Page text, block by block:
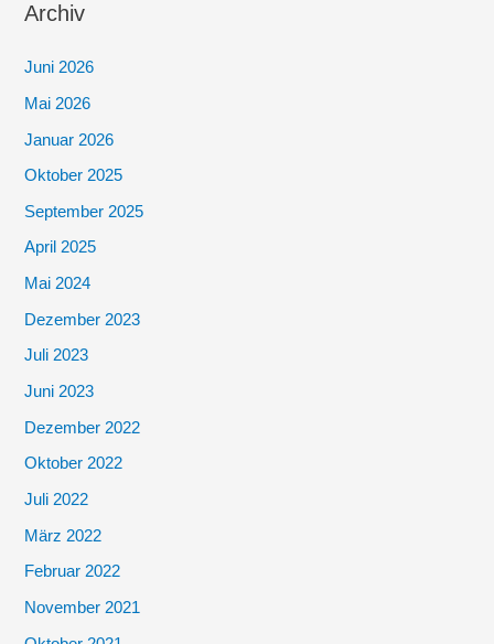
Archiv
Juni 2026
Mai 2026
Januar 2026
Oktober 2025
September 2025
April 2025
Mai 2024
Dezember 2023
Juli 2023
Juni 2023
Dezember 2022
Oktober 2022
Juli 2022
März 2022
Februar 2022
November 2021